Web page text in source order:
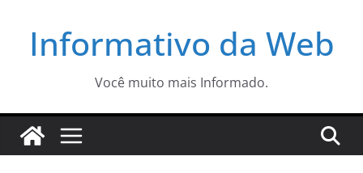
Informativo da Web
Você muito mais Informado.